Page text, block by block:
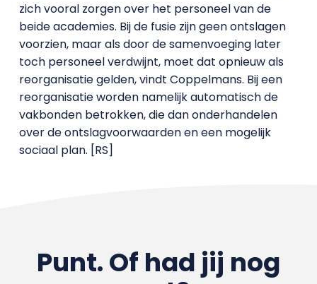
zich vooral zorgen over het personeel van de
beide academies. Bij de fusie zijn geen ontslagen
voorzien, maar als door de samenvoeging later
toch personeel verdwijnt, moet dat opnieuw als
reorganisatie gelden, vindt Coppelmans. Bij een
reorganisatie worden namelijk automatisch de
vakbonden betrokken, die dan onderhandelen
over de ontslagvoorwaarden en een mogelijk
sociaal plan. [RS]
Punt. Of had jij nog